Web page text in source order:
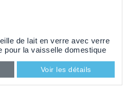
de lait en verre avec verre
pour la vaisselle domestique
Voir les détails